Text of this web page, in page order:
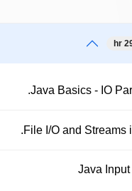
Java Input